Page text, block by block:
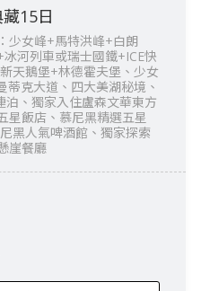
15日
少女峰+馬特洪峰+白朗
河列車或瑞士國鐵+ICE快
天鵝堡+林德霍夫堡、少女
克大道、四大美湖秘境、
、獨家入住盧森文華東方
星飯店、慕尼黑精選五星
黑人氣啤酒館、獨家探索
崖餐廳